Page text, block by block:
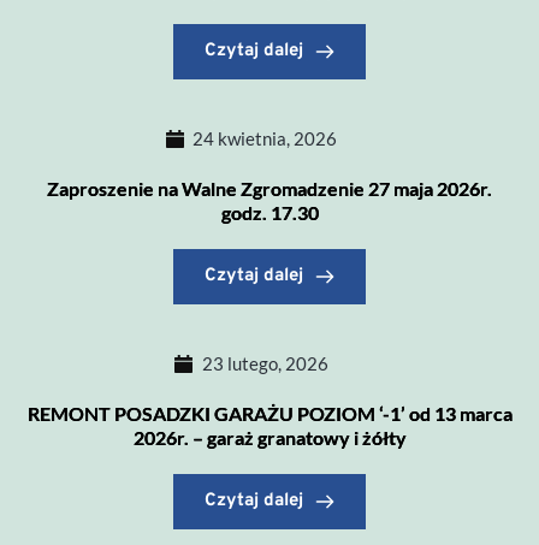
Czytaj dalej
24 kwietnia, 2026
Zaproszenie na Walne Zgromadzenie 27 maja 2026r.
godz. 17.30
Czytaj dalej
23 lutego, 2026
REMONT POSADZKI GARAŻU POZIOM ‘-1’ od 13 marca
2026r. – garaż granatowy i żółty
Czytaj dalej